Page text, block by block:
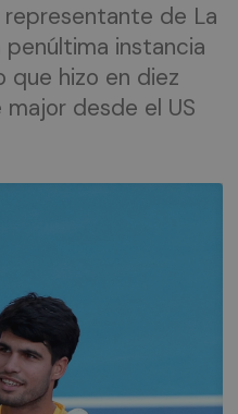
representante de La
instancia
que hizo en diez
desde el US